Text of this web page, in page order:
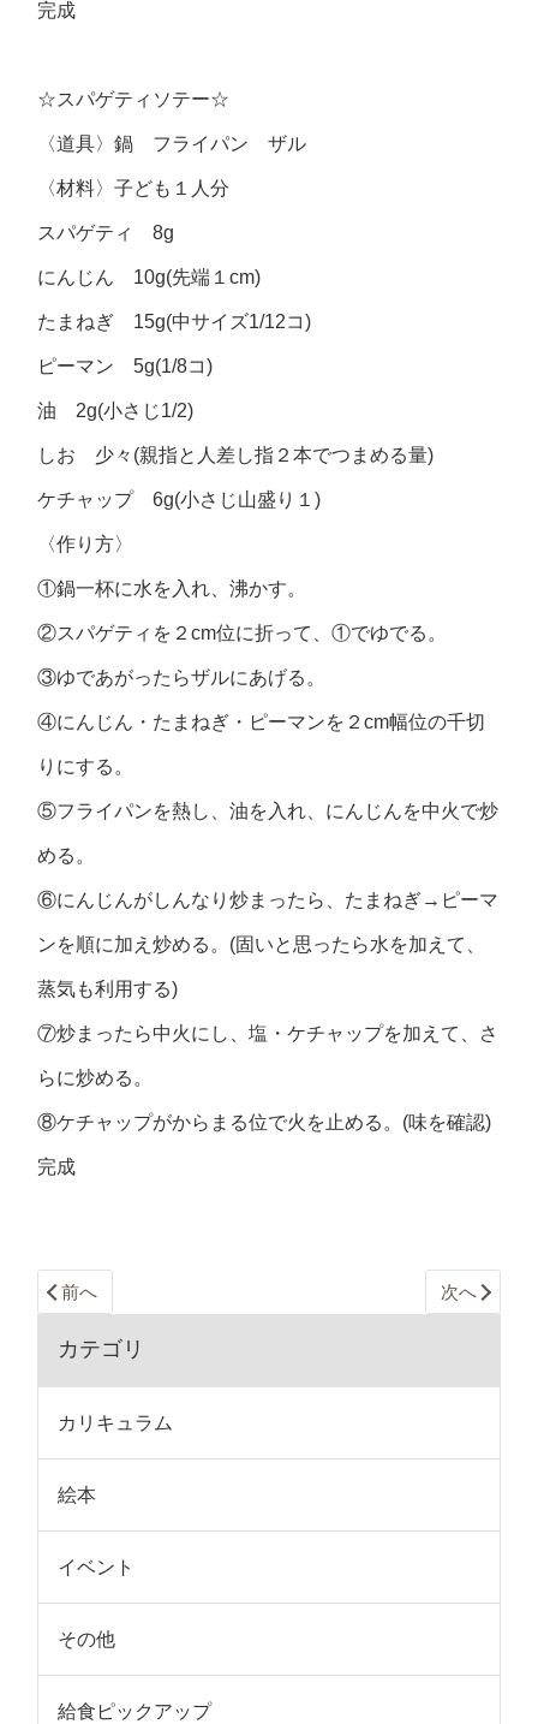
完成
☆スパゲティソテー☆
〈道具〉鍋 フライパン ザル
〈材料〉子ども１人分
スパゲティ 8g
にんじん 10g(先端１cm)
たまねぎ 15g(中サイズ1/12コ)
ピーマン 5g(1/8コ)
油 2g(小さじ1/2)
しお 少々(親指と人差し指２本でつまめる量)
ケチャップ 6g(小さじ山盛り１)
〈作り方〉
①鍋一杯に水を入れ、沸かす。
②スパゲティを２cm位に折って、①でゆでる。
③ゆであがったらザルにあげる。
④にんじん・たまねぎ・ピーマンを２cm幅位の千切
りにする。
⑤フライパンを熱し、油を入れ、にんじんを中火で炒
める。
⑥にんじんがしんなり炒まったら、たまねぎ→ピーマ
ンを順に加え炒める。(固いと思ったら水を加えて、
蒸気も利用する)
⑦炒まったら中火にし、塩・ケチャップを加えて、さ
らに炒める。
⑧ケチャップがからまる位で火を止める。(味を確認)
完成
前へ 次へ
カテゴリ
カリキュラム
絵本
イベント
その他
給食ピックアップ